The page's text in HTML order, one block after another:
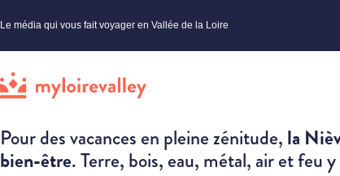
Le média qui vous fait voyager en Vallée de la Loire
Pour des vacances en pleine zénitude, la
bien-être. Terre, bois, eau, métal, air et feu